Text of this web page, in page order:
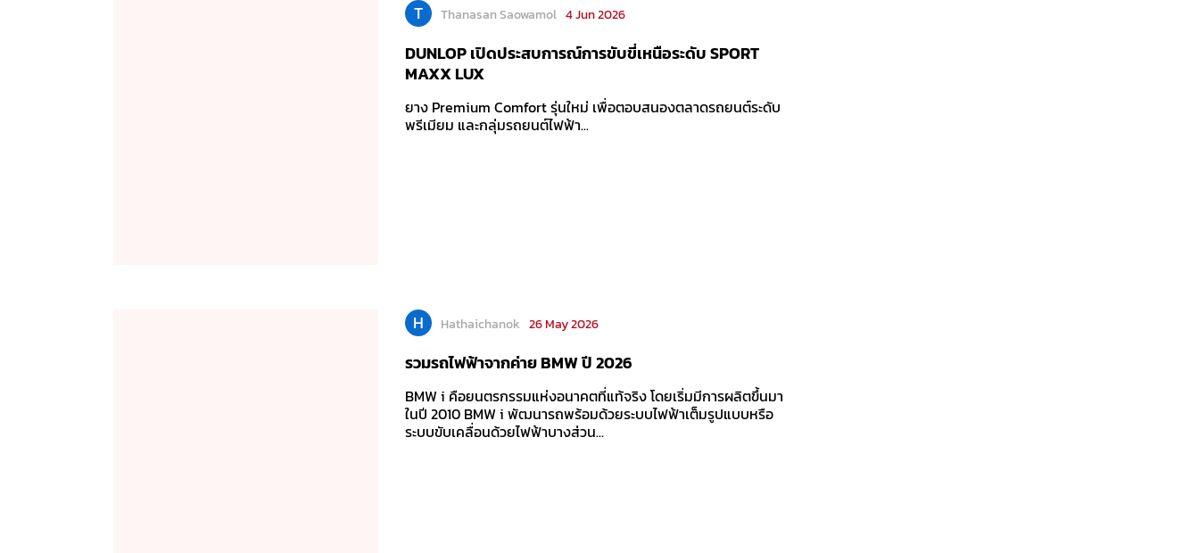
T Thanasan Saowamol 4 Jun 2026
DUNLOP เปิดประสบการณ์การขับขี่เหนือระดับ SPORT
MAXX LUX
ยาง Premium Comfort รุ่นใหม่ เพื่อตอบสนองตลาดรถยนต์ระดับ
พรีเมียม และกลุ่มรถยนต์ไฟฟ้า...
H Hathaichanok 26 May 2026
รวมรถไฟฟ้าจากค่าย BMW ปี 2026
BMW i คือยนตรกรรมแห่งอนาคตที่แท้จริง โดยเริ่มมีการผลิตขึ้นมา
ในปี 2010 BMW i พัฒนารถพร้อมด้วยระบบไฟฟ้าเต็มรูปแบบหรือ
ระบบขับเคลื่อนด้วยไฟฟ้าบางส่วน...